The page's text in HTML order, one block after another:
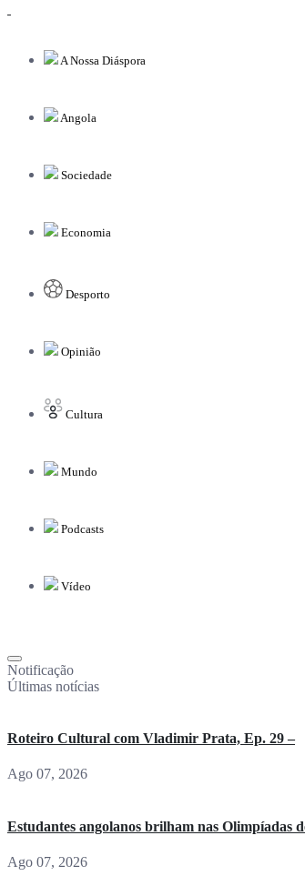
A Nossa Diáspora
Angola
Sociedade
Economia
Desporto
Opinião
Cultura
Mundo
Podcasts
Vídeo
Notificação
Últimas notícias
Roteiro Cultural com Vladimir Prata, Ep. 29 –
Ago 07, 2026
Estudantes angolanos brilham nas Olimpíadas
Ago 07, 2026